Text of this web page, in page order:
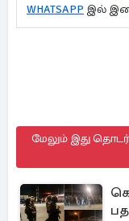
WHATSAPP இல்
மேலும் இது